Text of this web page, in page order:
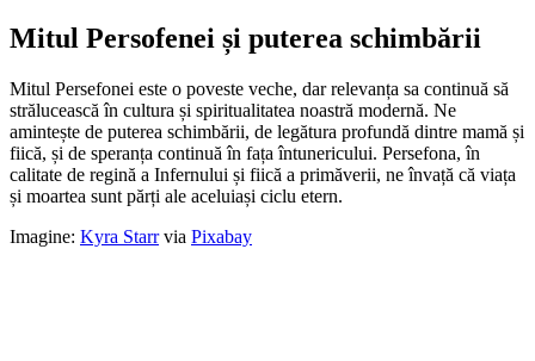
Mitul Persofenei și puterea schimbării
Mitul Persefonei este o poveste veche, dar relevanța sa continuă să
strălucească în cultura și spiritualitatea noastră modernă. Ne
amintește de puterea schimbării, de legătura profundă dintre mamă și
fiică, și de speranța continuă în fața întunericului. Persefona, în
calitate de regină a Infernului și fiică a primăverii, ne învață că viața
și moartea sunt părți ale aceluiași ciclu etern.
Imagine: Kyra Starrvia Pixabay